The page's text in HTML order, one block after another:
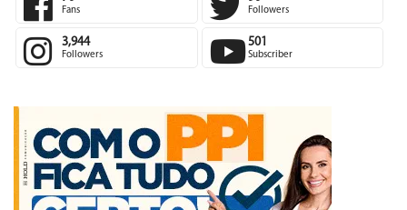
Fans Followers
3,944
Followers
501
Subscriber